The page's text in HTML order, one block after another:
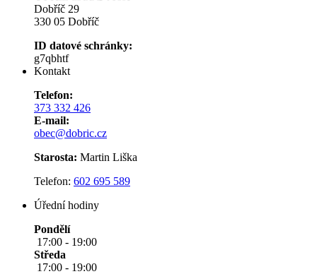
Dobříč 29
330 05 Dobříč
ID datové schránky:
g7qbhtf
Kontakt
Telefon:
373 332 426
E-mail:
obec@dobric.cz
Starosta: Martin Liška
Telefon: 602 695 589
Úřední hodiny
Pondělí
17:00 - 19:00
Středa
17:00 - 19:00